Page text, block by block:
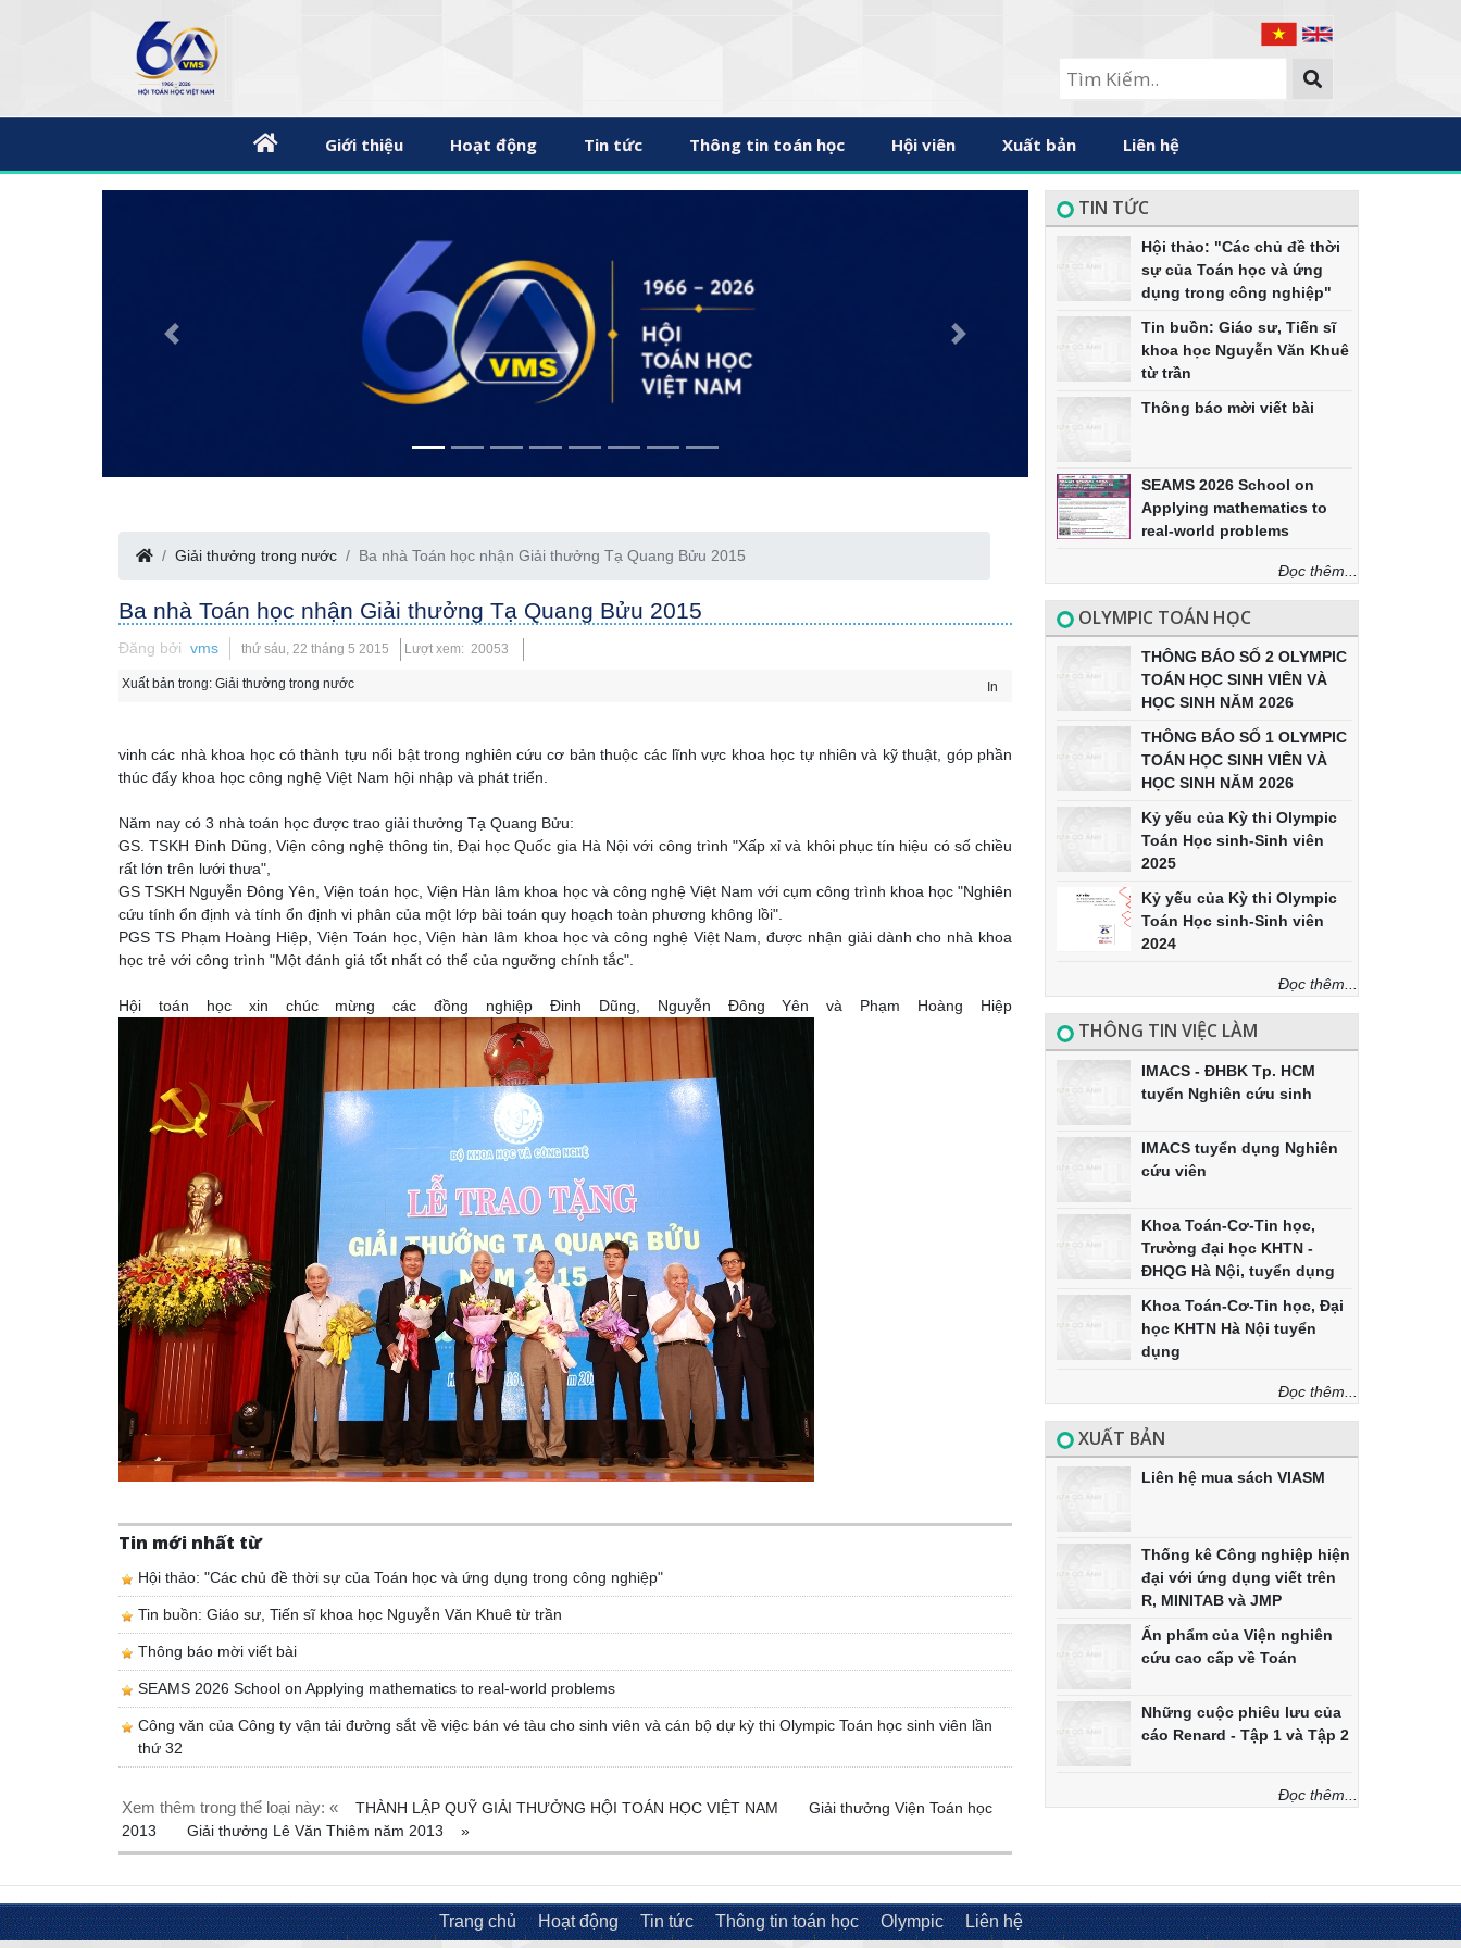
Giới thiệu Hoạt động Tin tức Thông tin toán học Hội viên Xuất bản Liên hệ
Giải thưởng trong nước Ba nhà Toán học nhận Giải thưởng Tạ Quang Bửu 2015
Ba nhà Toán học nhận Giải thưởng Tạ Quang Bửu 2015
Đăng bởivms thứ sáu, 22 tháng 5 2015 Lượt xem: 20053
Xuất bản trong: Giải thưởng trong nước In
vinh các nhà khoa học có thành tựu nổi bật trong nghiên cứu cơ bản thuộc các lĩnh vực khoa học tự nhiên và kỹ thuật, góp phần
thúc đẩy khoa học công nghệ Việt Nam hội nhập và phát triển.
Năm nay có 3 nhà toán học được trao giải thưởng Tạ Quang Bửu:
GS. TSKH Đinh Dũng, Viện công nghệ thông tin, Đại học Quốc gia Hà Nội với công trình "Xấp xỉ và khôi phục tín hiệu có số chiều
rất lớn trên lưới thưa",
GS TSKH Nguyễn Đông Yên, Viện toán học, Viện Hàn lâm khoa học và công nghệ Việt Nam với cụm công trình khoa học "Nghiên
cứu tính ổn định và tính ổn định vi phân của một lớp bài toán quy hoạch toàn phương không lồi".
PGS TS Phạm Hoàng Hiệp, Viện Toán học, Viện hàn lâm khoa học và công nghệ Việt Nam, được nhận giải dành cho nhà khoa
học trẻ với công trình "Một đánh giá tốt nhất có thể của ngưỡng chính tắc".
Hội toán học xin chúc mừng các đồng nghiệp Đinh Dũng, Nguyễn Đông Yên và Phạm Hoàng Hiệp
Tin mới nhất từ
Hội thảo: "Các chủ đề thời sự của Toán học và ứng dụng trong công nghiệp"
Tin buồn: Giáo sư, Tiến sĩ khoa học Nguyễn Văn Khuê từ trần
Thông báo mời viết bài
SEAMS 2026 School on Applying mathematics to real-world problems
Công văn của Công ty vận tải đường sắt về việc bán vé tàu cho sinh viên và cán bộ dự kỳ thi Olympic Toán học sinh viên lần
thứ 32
Xem thêm trong thể loại này: « THÀNH LẬP QUỸ GIẢI THƯỞNG HỘI TOÁN HỌC VIỆT NAM
Giải thưởng Viện Toán học
2013
Giải thưởng Lê Văn Thiêm năm 2013 »
TIN TỨC
Hội thảo: "Các chủ đề thời
sự của Toán học và ứng
dụng trong công nghiệp"
Tin buồn: Giáo sư, Tiến sĩ
khoa học Nguyễn Văn Khuê
từ trần
Thông báo mời viết bài
SEAMS 2026 School on
Applying mathematics to
real-world problems
Đọc thêm...
OLYMPIC TOÁN HỌC
THÔNG BÁO SỐ 2 OLYMPIC
TOÁN HỌC SINH VIÊN VÀ
HỌC SINH NĂM 2026
THÔNG BÁO SỐ 1 OLYMPIC
TOÁN HỌC SINH VIÊN VÀ
HỌC SINH NĂM 2026
Kỷ yếu của Kỳ thi Olympic
Toán Học sinh-Sinh viên
2025
Kỷ yếu của Kỳ thi Olympic
Toán Học sinh-Sinh viên
2024
Đọc thêm...
THÔNG TIN VIỆC LÀM
IMACS - ĐHBK Tp. HCM
tuyển Nghiên cứu sinh
IMACS tuyển dụng Nghiên
cứu viên
Khoa Toán-Cơ-Tin học,
Trường đại học KHTN -
ĐHQG Hà Nội, tuyển dụng
Khoa Toán-Cơ-Tin học, Đại
học KHTN Hà Nội tuyển
dụng
Đọc thêm...
XUẤT BẢN
Liên hệ mua sách VIASM
Thống kê Công nghiệp hiện
đại với ứng dụng viết trên
R, MINITAB và JMP
Ấn phẩm của Viện nghiên
cứu cao cấp về Toán
Những cuộc phiêu lưu của
cáo Renard - Tập 1 và Tập 2
Đọc thêm...
Trang chủ Hoạt động Tin tức Thông tin toán học Olympic Liên hệ